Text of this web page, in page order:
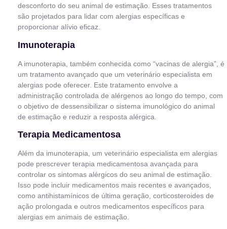
desconforto do seu animal de estimação. Esses tratamentos
são projetados para lidar com alergias específicas e
proporcionar alívio eficaz.
Imunoterapia
A imunoterapia, também conhecida como “vacinas de alergia”, é
um tratamento avançado que um veterinário especialista em
alergias pode oferecer. Este tratamento envolve a
administração controlada de alérgenos ao longo do tempo, com
o objetivo de dessensibilizar o sistema imunológico do animal
de estimação e reduzir a resposta alérgica.
Terapia Medicamentosa
Além da imunoterapia, um veterinário especialista em alergias
pode prescrever terapia medicamentosa avançada para
controlar os sintomas alérgicos do seu animal de estimação.
Isso pode incluir medicamentos mais recentes e avançados,
como antihistamínicos de última geração, corticosteroides de
ação prolongada e outros medicamentos específicos para
alergias em animais de estimação.